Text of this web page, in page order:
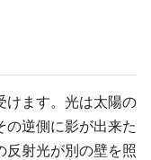
けます。光は太陽の
の逆側に影が出来た
反射光が別の壁を照